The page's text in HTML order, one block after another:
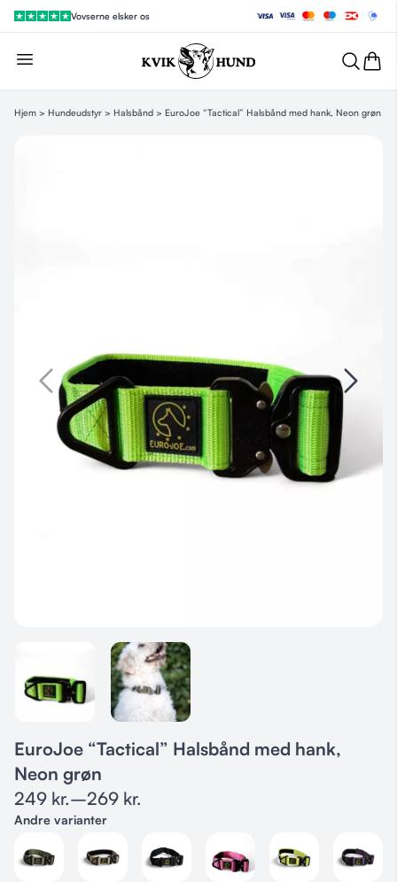
Vovserne elsker os
Hjem > Hundeudstyr > Halsbånd > EuroJoe “Tactical” Halsbånd med hank, Neon grøn
EuroJoe “Tactical” Halsbånd med hank,
Neon grøn
249 kr.–269 kr.
Andre varianter